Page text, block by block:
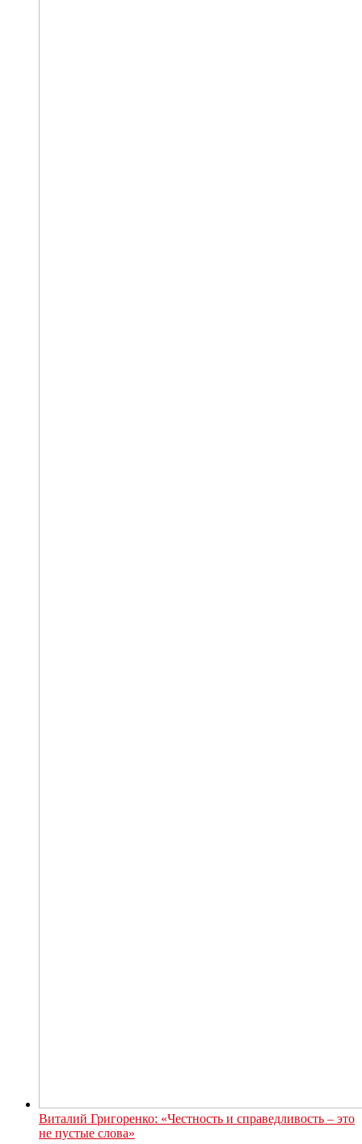
Виталий Григоренко: «Честность и справедливость – это
не пустые слова»